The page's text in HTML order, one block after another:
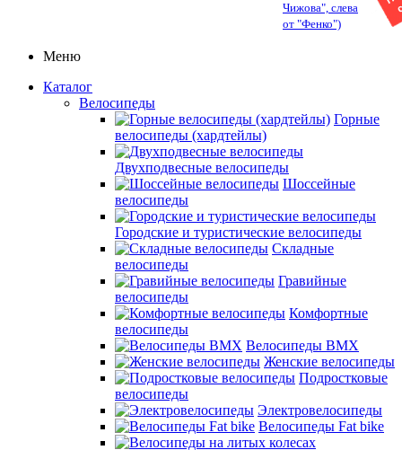
Чижова", слева
от "Фенко")
Меню
Каталог
Велосипеды
Горные
велосипеды (хардтейлы)
Двухподвесные велосипеды
Шоссейные
велосипеды
Городские и туристические велосипеды
Складные
велосипеды
Гравийные
велосипеды
Комфортные
велосипеды
Велосипеды BMX
Женские велосипеды
Подростковые
велосипеды
Электровелосипеды
Велосипеды Fat bike